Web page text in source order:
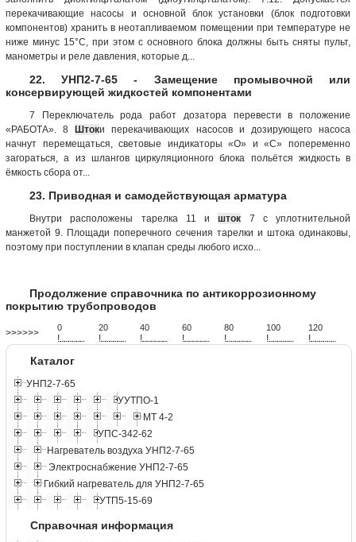
перекачивающие насосы и основной блок установки (блок подготовки
компонентов) хранить в неотапливаемом помещении при температуре не
ниже минус 15°С, при этом с основного блока должны быть сняты пульт,
манометры и реле давления, которые д...
22. УНП2-7-65 - Замещение промывочной или
консервирующей жидкостей компонентами
7 Переключатель рода работ дозатора перевести в положение
«РАБОТА». 8Штоки перекачивающих насосов и дозирующего насоса
начнут перемещаться, световые индикаторы «О» и «С» попеременно
загораться, а из шлангов циркуляционного блока польётся жидкость в
ёмкость сбора от...
23. Приводная и самодействующая арматура
Внутри расположены тарелка 11 ишток 7 с уплотнительной
манжетой 9. Площади поперечного сечения тарелки и штока одинаковы,
поэтому при поступлении в клапан среды любого исхо...
Продолжение справочника по антикоррозионному
покрытию трубопроводов
>>>>>> 0
!...................
20
!...................
40
!...................
60
!...................
80
!...................
100
!...................
120
!...................
Каталог
УНП2-7-65
УУТПО-1
МТ 4-2
УПС-342-62
Нагреватель воздуха УНП2-7-65
Электроснабжение УНП2-7-65
Гибкий нагреватель для УНП2-7-65
УТП5-15-69
Справочная информация